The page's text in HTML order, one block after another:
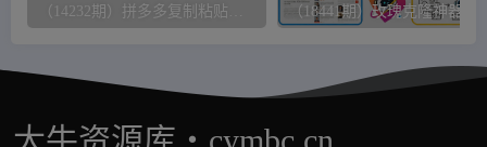
大牛资源库・cymbc.cn